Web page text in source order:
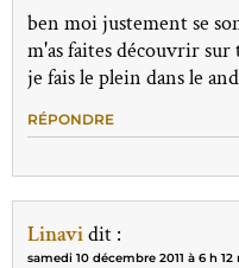
ben moi justement se
m'as faites découvrir sur
je fais le plein dans le
RÉPONDRE
Linavidit :
samedi 10 décembre 2011 à 6 h 12